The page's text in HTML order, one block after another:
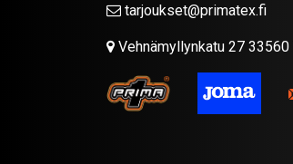
tarjoukset@primatex.fi
Vehnämyllynkatu 27 33560